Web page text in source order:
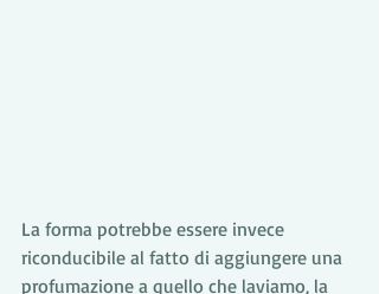
La forma potrebbe essere invece
riconducibile al fatto di aggiungere una
profumazione a quello che laviamo, la